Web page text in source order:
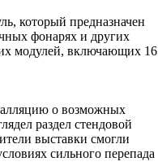
который предназначен
фонарях и других
модулей, включающих 16
о возможных
раздел стендовой
выставки смогли
сильного перепада